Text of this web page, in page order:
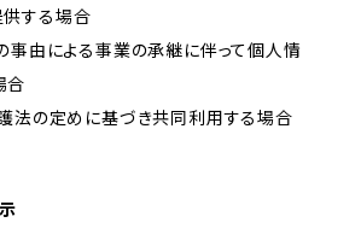
供する場合
の事由による事業の承継に伴って個人情
合
護法の定めに基づき共同利用する場合